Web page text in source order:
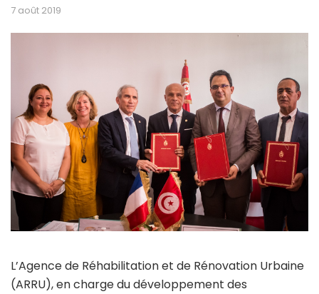
7 août 2019
L’Agence de Réhabilitation et de Rénovation Urbaine
(ARRU), en charge du développement des